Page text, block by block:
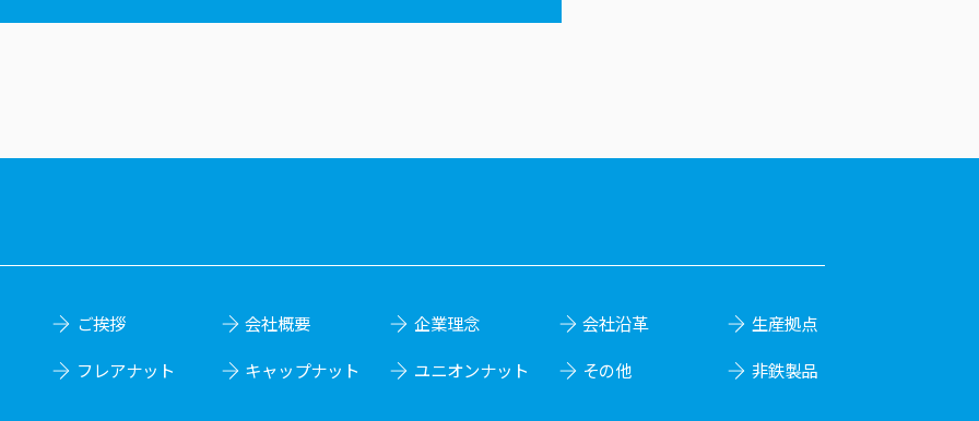
ご挨拶 会社概要 企業理念 会社沿革
生産拠点
フレアナット
キャップナット ユニオンナット その他 非鉄製品